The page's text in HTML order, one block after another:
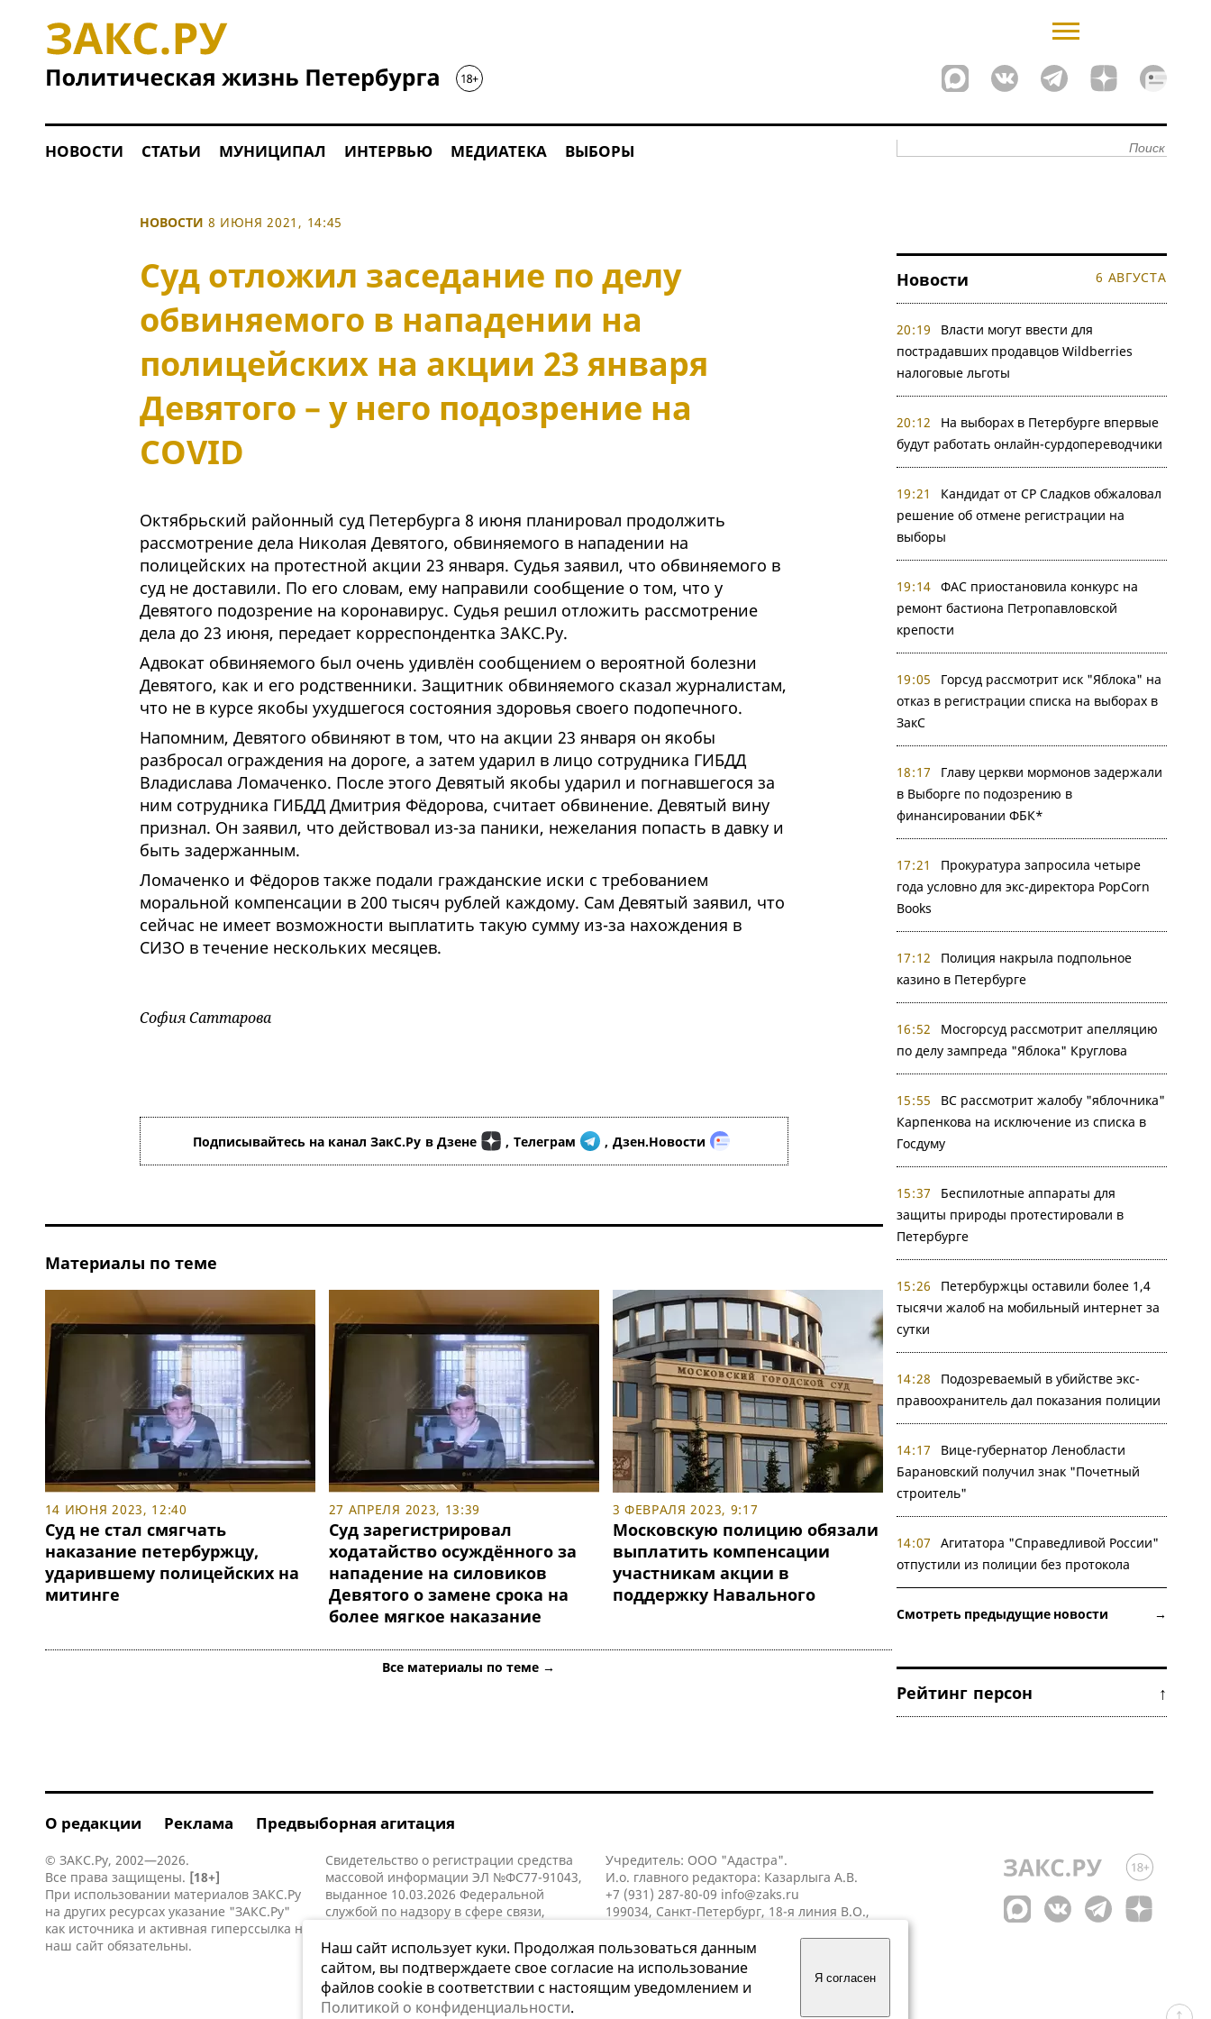
НОВОСТИ СТАТЬИ МУНИЦИПАЛ ИНТЕРВЬЮ МЕДИАТЕКА ВЫБОРЫ
НОВОСТИ 8 ИЮНЯ 2021, 14:45
Суд отложил заседание по делу
обвиняемого в нападении на
полицейских на акции 23 января
Девятого – у него подозрение на
COVID
Октябрьский районный суд Петербурга 8 июня планировал продолжить
рассмотрение дела Николая Девятого, обвиняемого в нападении на
полицейских на протестной акции 23 января. Судья заявил, что обвиняемого в
суд не доставили. По его словам, ему направили сообщение о том, что у
Девятого подозрение на коронавирус. Судья решил отложить рассмотрение
дела до 23 июня, передает корреспондентка ЗАКС.Ру.
Адвокат обвиняемого был очень удивлён сообщением о вероятной болезни
Девятого, как и его родственники. Защитник обвиняемого сказал журналистам,
что не в курсе якобы ухудшегося состояния здоровья своего подопечного.
Напомним, Девятого обвиняют в том, что на акции 23 января он якобы
разбросал ограждения на дороге, а затем ударил в лицо сотрудника ГИБДД
Владислава Ломаченко. После этого Девятый якобы ударил и погнавшегося за
ним сотрудника ГИБДД Дмитрия Фёдорова, считает обвинение. Девятый вину
признал. Он заявил, что действовал из-за паники, нежелания попасть в давку и
быть задержанным.
Ломаченко и Фёдоров также подали гражданские иски с требованием
моральной компенсации в 200 тысяч рублей каждому. Сам Девятый заявил, что
сейчас не имеет возможности выплатить такую сумму из-за нахождения в
СИЗО в течение нескольких месяцев.
София Саттарова
Подписывайтесь на канал ЗакС.Ру в Дзене , Телеграм , Дзен.Новости
Материалы по теме
14 ИЮНЯ 2023, 12:40
Суд не стал смягчать
наказание петербуржцу,
ударившему полицейских на
митинге
27 АПРЕЛЯ 2023, 13:39
Суд зарегистрировал
ходатайство осуждённого за
нападение на силовиков
Девятого о замене срока на
более мягкое наказание
3 ФЕВРАЛЯ 2023, 9:17
Московскую полицию обязали
выплатить компенсации
участникам акции в
поддержку Навального
Все материалы по теме →
Новости 6 АВГУСТА
20:19
Власти могут ввести для
пострадавших продавцов Wildberries
налоговые льготы
20:12
На выборах в Петербурге впервые
будут работать онлайн-сурдопереводчики
19:21
Кандидат от СР Сладков обжаловал
решение об отмене регистрации на
выборы
19:14 ФАС приостановила конкурс на
ремонт бастиона Петропавловской
крепости
19:05
Горсуд рассмотрит иск "Яблока" на
отказ в регистрации списка на выборах в
ЗакС
18:17
Главу церкви мормонов задержали
в Выборге по подозрению в
финансировании ФБК*
17:21
Прокуратура запросила четыре
года условно для экс-директора PopCorn
Books
17:12
Полиция накрыла подпольное
казино в Петербурге
16:52
Мосгорсуд рассмотрит апелляцию
по делу зампреда "Яблока" Круглова
15:55
ВС рассмотрит жалобу "яблочника"
Карпенкова на исключение из списка в
Госдуму
15:37
Беспилотные аппараты для
защиты природы протестировали в
Петербурге
15:26
Петербуржцы оставили более 1,4
тысячи жалоб на мобильный интернет за
сутки
14:28
Подозреваемый в убийстве экс-
правоохранитель дал показания полиции
14:17
Вице-губернатор Ленобласти
Барановский получил знак "Почетный
строитель"
14:07
Агитатора "Справедливой России"
отпустили из полиции без протокола
Смотреть предыдущие новости →
Рейтинг персон ↑
О редакции Реклама Предвыборная агитация
© ЗАКС.Ру, 2002—2026.
Все права защищены. [18+]
При использовании материалов ЗАКС.Ру
на других ресурсах указание "ЗАКС.Ру"
как источника и активная гиперссылка на
наш сайт обязательны.
Свидетельство о регистрации средства
массовой информации ЭЛ №ФС77-91043,
выданное 10.03.2026 Федеральной
службой по надзору в сфере связи,
коммуникаций (Роскомнадзор).
Учредитель: ООО "Адастра".
И.о. главного редактора: Казарлыга А.В.
+7 (931) 287-80-09 info@zaks.ru
199034, Санкт-Петербург, 18-я линия В.О.,
Наш сайт использует куки. Продолжая пользоваться данным
сайтом, вы подтверждаете свое согласие на использование
файлов cookie в соответствии с настоящим уведомлением и
Политикой о конфиденциальности.
Я согласен